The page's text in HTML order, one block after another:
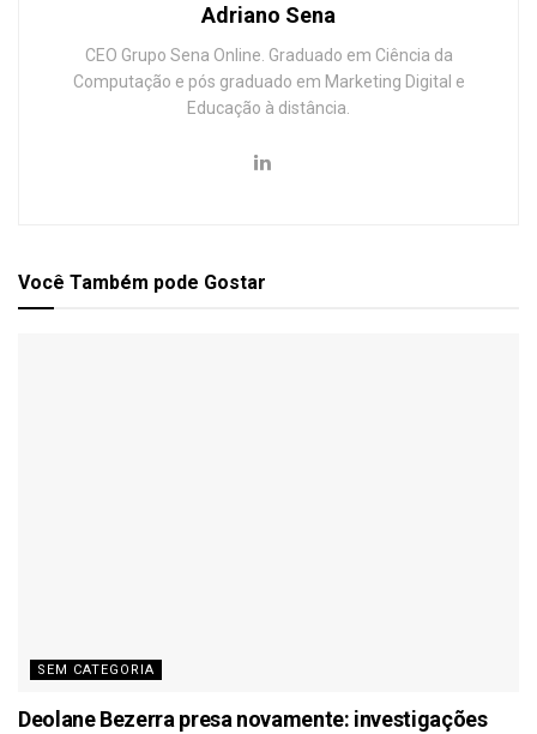
Adriano Sena
CEO Grupo Sena Online. Graduado em Ciência da
Computação e pós graduado em Marketing Digital e
Educação à distância.
Você Também pode Gostar
SEM CATEGORIA
Deolane Bezerra presa novamente: investigações